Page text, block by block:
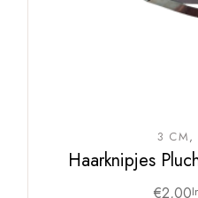
3 CM
Haarknipjes
€2,00